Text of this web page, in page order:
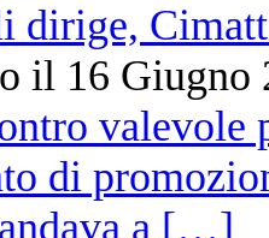
dirige,
il 16 Giugno